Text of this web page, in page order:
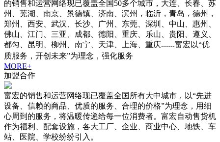
的销售和运营网络现已覆盖全国50多个城市，大连、长春、苏
州、芜湖、南京、景德镇、济南、滨州，临沂，青岛，德州，
郑州、西安、武汉、长沙、广州、东莞、深圳、中山、惠州、
佛山、江门、三亚、成都、德阳、重庆、乐山、贵阳、遵义、
都匀、昆明、柳州、南宁、天津、上海、重庆.......富宏以“优
质服务，开创未来”为理念，强化服务
MORE+
加盟合作
富宏的销售和运营网络现已覆盖全国所有大中城市，以“先进
设备、信赖的商品、优质的服务、合理的价格”为理念，用细
心周到的服务，将温暖传递给每一位消费者。富宏自动售货机
作为福利、配套设施，各大工厂、企业、商业中心、地铁、车
站、医院、学校纷纷引入。